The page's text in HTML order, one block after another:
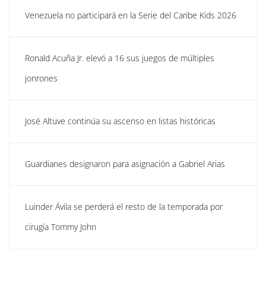
Venezuela no participará en la Serie del Caribe Kids 2026
Ronald Acuña Jr. elevó a 16 sus juegos de múltiples
jonrones
José Altuve continúa su ascenso en listas históricas
Guardianes designaron para asignación a Gabriel Arias
Luinder Ávila se perderá el resto de la temporada por
cirugía Tommy John